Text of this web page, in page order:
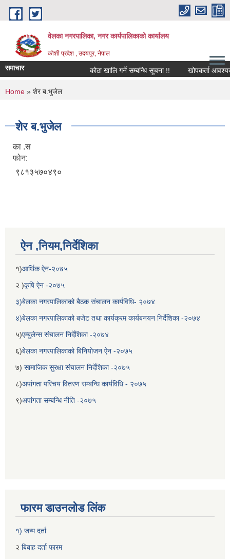
Skip to main content
वेलका नगरपालिका, नगर कार्यपालिकाको कार्यालय
कोशी प्रदेश , उदयपुर, नेपाल
समाचार कोठा खालि गर्ने सम्बन्धि सूचना !! खोपकर्ता आवश्यक्ता
You are here
Home » शेर ब.भुजेल
शेर ब.भुजेल
का .स
फोन:
९८१३५७०४९०
ऐन ,नियम,निर्देशिका
१)आर्थिक ऐन-२०७५
२ )कृषि ऐन -२०७५
३)बेलका नगरपालिकाको बैठक संचालन कार्यविधि- २०७४
४)बेलका नगरपालिकाको बजेट तथा कार्यक्रम कार्यबनयन निर्देशिका -२०७४
५)एम्बुलेन्स संचालन निर्देशिका -२०७४
६)बेलका नगरपालिकाको बिनियोजन ऐन -२०७५
७) सामाजिक सुरक्षा संचालन निर्देशिका -२०७५
८)अपांगता परिचय वितरण सम्बन्धि कार्यविधि - २०७५
९)अपांगता सम्बन्धि नीति -२०७५
फारम डाउनलोड लिंक
१) जन्म दर्ता
२ बिबाह दर्ता फारम